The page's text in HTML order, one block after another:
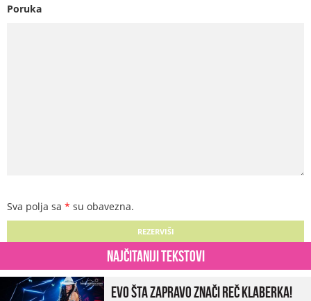
Poruka
Sva polja sa * su obavezna.
Najčitaniji tekstovi
Evo šta zapravo znači reč klaberka!